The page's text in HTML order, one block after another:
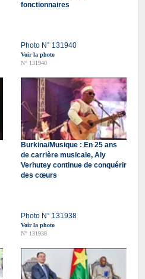
fonctionnaires
Photo N° 131940
Voir la photo
N° 131940
Burkina/Musique : En 25 ans
de carrière musicale, Aly
Verhutey continue de conquérir
des cœurs
Photo N° 131938
Voir la photo
N° 131938